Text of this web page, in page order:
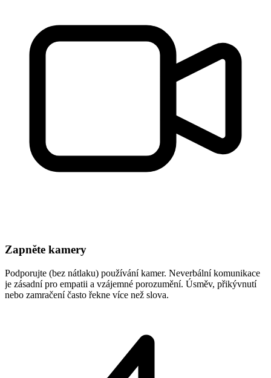
Zapněte kamery
Podporujte (bez nátlaku) používání kamer. Neverbální komunikace
je zásadní pro empatii a vzájemné porozumění. Úsměv, přikývnutí
nebo zamračení často řekne více než slova.